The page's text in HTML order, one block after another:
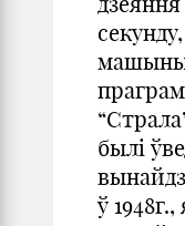
машыны
былі
ў